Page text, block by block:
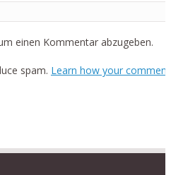
einen Kommentar abzugeben.
spam. Learn how your comment